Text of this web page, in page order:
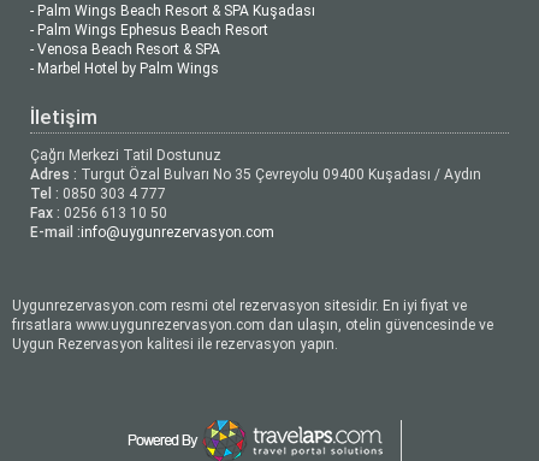
- Palm Wings Beach Resort & SPA Kuşadası
- Palm Wings Ephesus Beach Resort
- Venosa Beach Resort & SPA
- Marbel Hotel by Palm Wings
İletişim
Çağrı Merkezi Tatil Dostunuz
Adres : Turgut Özal Bulvarı No 35 Çevreyolu 09400 Kuşadası / Aydın
Tel : 0850 303 4 777
Fax : 0256 613 10 50
E-mail :info@uygunrezervasyon.com
Uygunrezervasyon.com resmi otel rezervasyon sitesidir. En iyi fiyat ve
fırsatlara www.uygunrezervasyon.com dan ulaşın, otelin güvencesinde ve
Uygun Rezervasyon kalitesi ile rezervasyon yapın.